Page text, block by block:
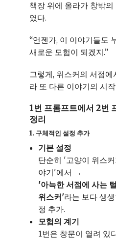
책장 위에 올라가 창밖
였다.
“언젠가, 이 이야기들도
새로운 모험이 되겠지.”
그렇게, 위스커의 서점
라 또 다른 이야기의 시
1번 프롬프트에서 2번
정리
1. 구체적인 설정 추가
기본 설정
단순히 '고양이 위스
야기'에서 →
'아늑한 서점에 사는
위스커'라는 보다 생
정 추가.
모험의 계기
1번은 창문이 열려 있